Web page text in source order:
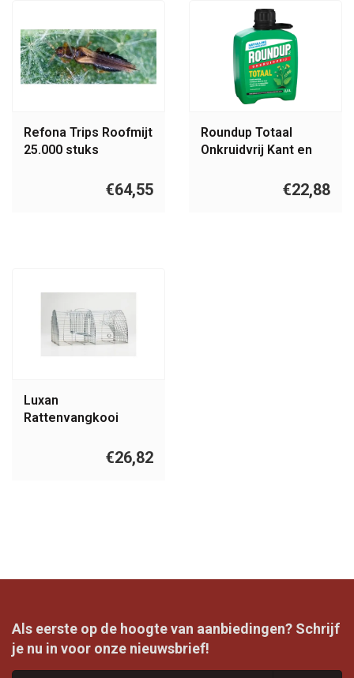
Refona Trips Roofmijt
25.000 stuks
€64,55
Roundup Totaal
Onkruidvrij Kant en
€22,88
Luxan
Rattenvangkooi
€26,82
Als eerste op de hoogte van aanbiedingen? Schrijf
je nu in voor onze nieuwsbrief!